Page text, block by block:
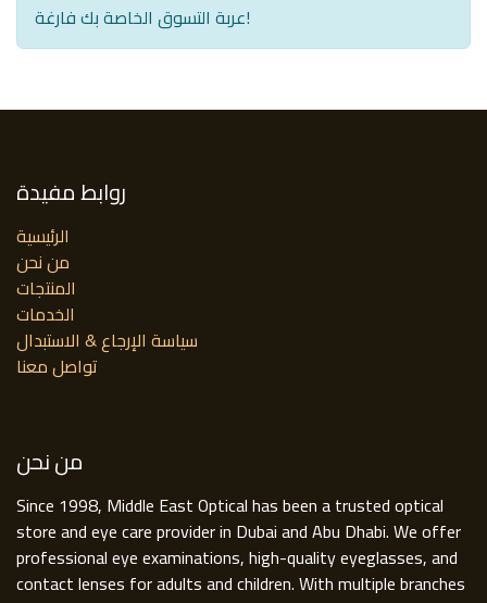
عربة التسوق الخاصة بك فارغة!
روابط مفيدة
الرئيسية
من نحن
المنتجات
الخدمات
سياسة الإرجاع & الاستبدال
تواصل معنا
من نحن
Since 1998, Middle East Optical has been a trusted optical
store and eye care provider in Dubai and Abu Dhabi. We offer
professional eye examinations, high-quality eyeglasses, and
contact lenses for adults and children. With multiple branches